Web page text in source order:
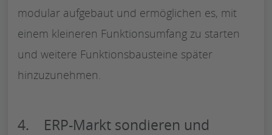
modular aufgebaut und ermöglichen es, mit
einem kleineren Funktionsumfang zu starten
und weitere Funktionsbausteine später
hinzuzunehmen.
4. ERP-Markt sondieren und